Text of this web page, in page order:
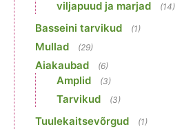
viljapuud ja marjad (14)
Basseini tarvikud (1)
Mullad (29)
Aiakaubad (6)
Amplid (3)
Tarvikud (3)
Tuulekaitsevõrgud (1)